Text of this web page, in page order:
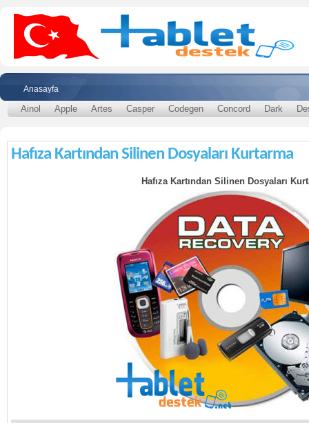
Anasayfa
Ainol Apple Artes Casper Codegen Concord Dark
Hafıza Kartından Silinen Dosyaları Kurtarma
Hafıza Kartından Silinen Dosyaları